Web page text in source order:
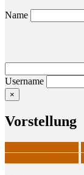
Name
Username
×
Vor­stel­lung